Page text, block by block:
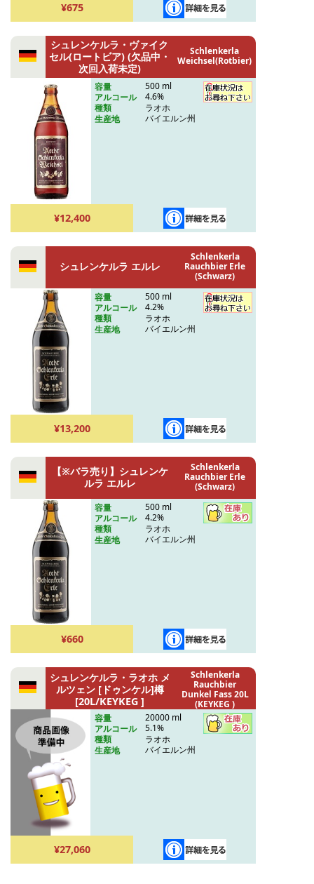
¥675
シュレンケルラ・ヴァイク
セル(ロートビア) (欠品中・
次回入荷未定)
Schlenkerla
Weichsel(Rotbier)
容量
500 ml
アルコール
4.6%
種類
ラオホ
生産地
バイエルン州
¥12,400
シュレンケルラ エルレ
Schlenkerla
Rauchbier Erle
(Schwarz)
容量
500 ml
アルコール
4.2%
種類
ラオホ
生産地
バイエルン州
¥13,200
【※バラ売り】シュレンケ
ルラ エルレ
Schlenkerla
Rauchbier Erle
(Schwarz)
容量
500 ml
アルコール
4.2%
種類
ラオホ
生産地
バイエルン州
¥660
シュレンケルラ・ラオホ メ
ルツェン [ドゥンケル]樽
[20L/KEYKEG ]
Schlenkerla
Rauchbier
Dunkel Fass 20L
(KEYKEG )
容量
20000 ml
アルコール
5.1%
種類
ラオホ
生産地
バイエルン州
¥27,060